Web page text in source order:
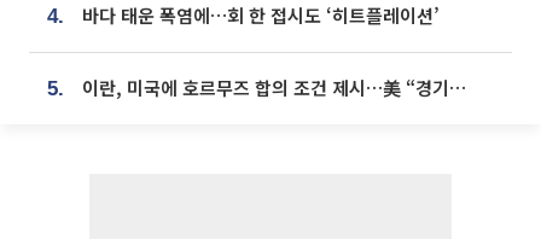
4. 바다 태운 폭염에…회 한 접시도 ‘히트플레이션’
5. 이란, 미국에 호르무즈 합의 조건 제시…美 “경기 아직 안 끝나” [종합]